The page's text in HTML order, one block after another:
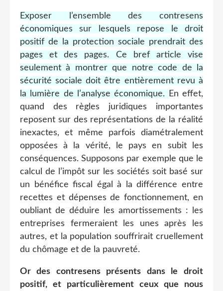
Exposer l’ensemble des contresens
économiques sur lesquels repose le droit
positif de la protection sociale prendrait des
pages et des pages. Ce bref article vise
seulement à montrer que notre code de la
sécurité sociale doit être entièrement revu à
la lumière de l’analyse économique.
En effet,
quand des règles juridiques importantes
reposent sur des représentations de la réalité
inexactes, et même parfois diamétralement
opposées à la vérité, le pays en subit les
conséquences. Supposons par exemple que le
calcul de l’impôt sur les sociétés soit basé sur
un bénéfice fiscal égal à la différence entre
recettes et dépenses de fonctionnement, en
oubliant de déduire les amortissements : les
entreprises fermeraient les unes après les
autres, et la population souffrirait cruellement
du chômage et de la pauvreté.
Or des contresens présents dans le droit
positif, et particulièrement ceux que nous